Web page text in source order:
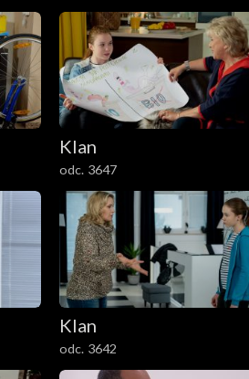
Klan
odc. 3647
Klan
odc. 3642